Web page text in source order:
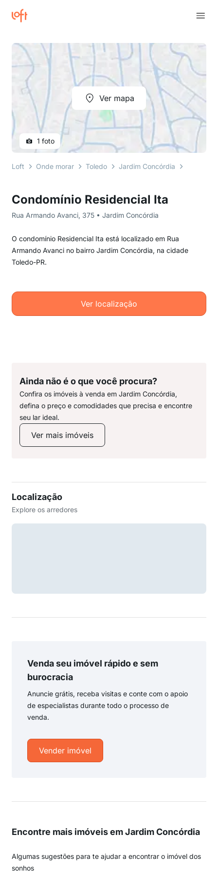
Condomínio Residencial Ita
Rua Armando Avanci, 375 • Jardim Concórdia
O condomínio Residencial Ita está localizado em Rua
Armando Avanci no bairro Jardim Concórdia, na cidade
Toledo-PR.
Ver localização
Ver mapa
1 foto
Loft Onde morar Toledo Jardim Concórdia
Ainda não é o que você procura?
Confira os imóveis à venda em Jardim Concórdia,
defina o preço e comodidades que precisa e encontre
seu lar ideal.
Ver mais imóveis
Localização
Explore os arredores
Venda seu imóvel rápido e sem
burocracia
Anuncie grátis, receba visitas e conte com o apoio
de especialistas durante todo o processo de
venda.
Vender imóvel
Encontre mais imóveis em Jardim Concórdia
Algumas sugestões para te ajudar a encontrar o imóvel dos
sonhos